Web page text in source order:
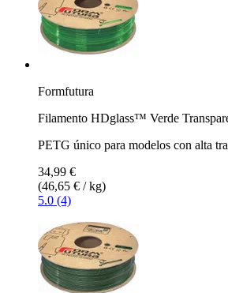
Formfutura
Filamento HDglass™ Verde
PETG único para modelos con alta
34,99 €
(46,65 € / kg)
5.0 (4)